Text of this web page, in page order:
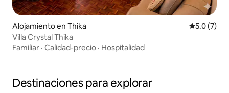
Alojamiento en Thika
5.0 (7)
Villa Crystal Thika
Familiar · Calidad-precio · Hospitalidad
Destinaciones para explorar